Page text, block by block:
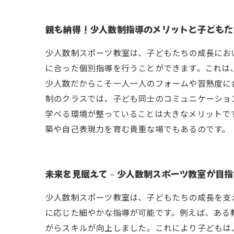
親も納得！少人数制指導のメリットと子ども
少人数制スポーツ教室は、子どもたちの成長に
に合った個別指導を行うことができます。これ
少人数だからこそ一人一人のフォームや習熟度
制のクラスでは、子ども同士のコミュニケーシ
学べる環境が整っていることは大きなメリット
築や自己表現力を育む貴重な場でもあるのです。
未来を見据えて－少人数制スポーツ教室が目
少人数制スポーツ教室は、子どもたちの成長を
に応じた細やかな指導が可能です。例えば、あ
がらスキルが向上しました。これにより子ども